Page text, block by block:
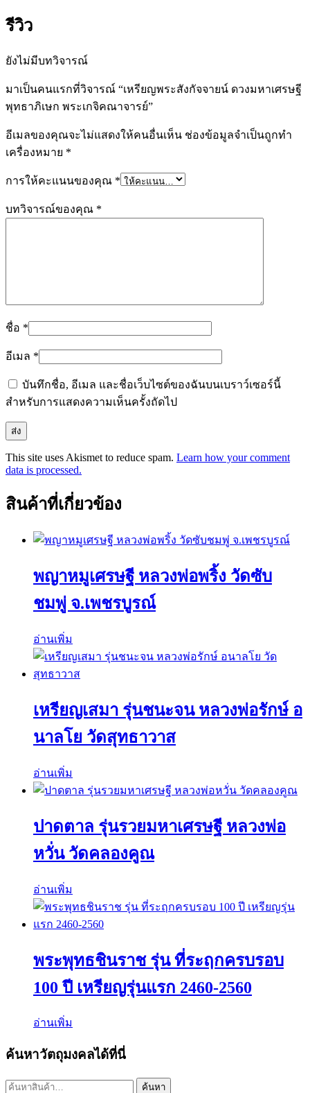
รีวิว
ยังไม่มีบทวิจารณ์
มาเป็นคนแรกที่วิจารณ์ “เหรียญพระสังกัจจายน์ ดวงมหาเศรษฐี
พุทธาภิเษก พระเกจิคณาจารย์”
อีเมลของคุณจะไม่แสดงให้คนอื่นเห็น ช่องข้อมูลจำเป็นถูกทำ
เครื่องหมาย *
การให้คะแนนของคุณ *
บทวิจารณ์ของคุณ *
ชื่อ *
อีเมล *
บันทึกชื่อ, อีเมล และชื่อเว็บไซต์ของฉันบนเบราว์เซอร์นี้
สำหรับการแสดงความเห็นครั้งถัดไป
This site uses Akismet to reduce spam. Learn how your comment
data is processed.
สินค้าที่เกี่ยวข้อง
พญาหมูเศรษฐี หลวงพ่อพริ้ง วัดซับ
ชมพู่ จ.เพชรบูรณ์
อ่านเพิ่ม
เหรียญเสมา รุ่นชนะจน หลวงพ่อรักษ์ อ
นาลโย วัดสุทธาวาส
อ่านเพิ่ม
ปาดตาล รุ่นรวยมหาเศรษฐี หลวงพ่อ
หวั่น วัดคลองคูณ
อ่านเพิ่ม
พระพุทธชินราช รุ่น ที่ระฤกครบรอบ
100 ปี เหรียญรุ่นแรก 2460-2560
อ่านเพิ่ม
ค้นหาวัตถุมงคลได้ที่นี่
ค้นหา: ค้นหา